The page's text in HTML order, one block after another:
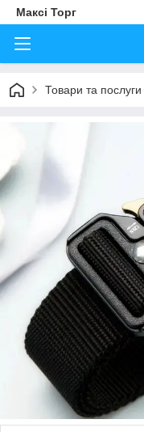
Максі Торг
Товари та послуги